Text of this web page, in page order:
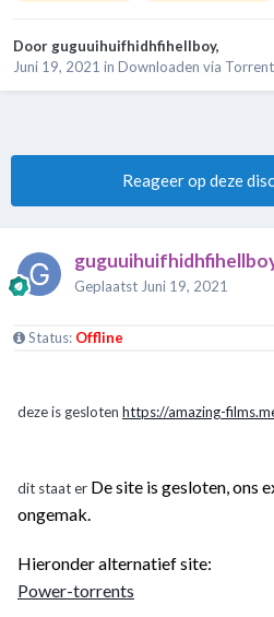
Doorguguuihuifhidhfihellboy,
Juni 19, 2021 in Downloaden via
Reageer op deze
Geplaatst Juni 19, 2021
Status: Offline
deze is gesloten https://amazing-
dit staat er De site is gesloten, ons
ongemak.
Hieronder alternatief site:
Power-torrents